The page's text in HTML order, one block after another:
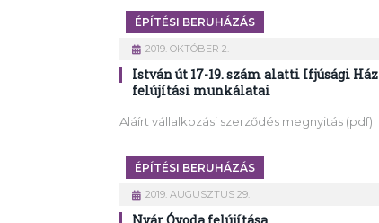
ÉPÍTÉSI BERUHÁZÁS
2019. OKTÓBER 2.
István út 17-19. szám alatti Ifjúsági Ház
felújítási munkálatai
Aláírt vállalkozási szerződés megnyitás (pdf)
ÉPÍTÉSI BERUHÁZÁS
2019. AUGUSZTUS 29.